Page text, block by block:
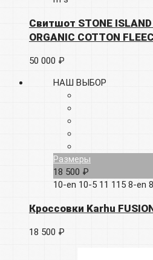
Свитшот STONE
ORGANIC COTTON
50 000 ₽
НАШ ВЫБОР
Размеры
18 500 ₽
10-en 10-5 11 115 8-en
Кроссовки Karhu
18 500 ₽